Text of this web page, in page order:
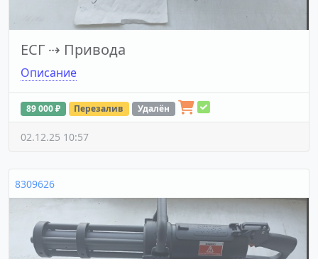
ЕСГ ⇢ Привода
Описание
89 000 ₽ Перезалив Удалён
02.12.25 10:57
8309626